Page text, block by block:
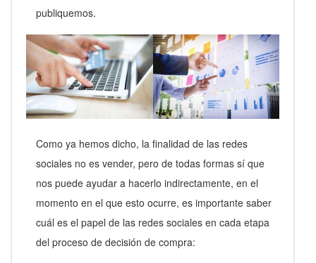
publiquemos.
Como ya hemos dicho, la finalidad de las redes
sociales no es vender, pero de todas formas sí que
nos puede ayudar a hacerlo indirectamente, en el
momento en el que esto ocurre, es importante saber
cuál es el papel de las redes sociales en cada etapa
del proceso de decisión de compra: